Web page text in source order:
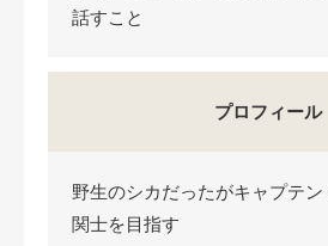
話すこと
プロフィール
野生のシカだったがキャプテ
関士を目指す